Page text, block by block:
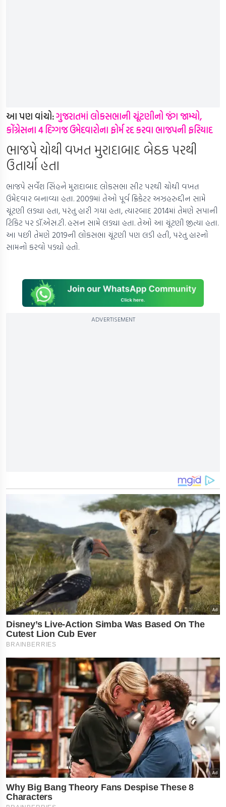
આ પણ વાંચો:ગુજરાતમાં લોકસભાની ચૂંટણીનો જંગ જામ્યો,
કોંગ્રેસના 4 દિગ્ગજ ઉમેદવારોના ફોર્મ રદ કરવા ભાજપની ફરિયાદ
ભાજપે ચોથી વખત મુરાદાબાદ બેઠક પરથી
ઉતાર્યા હતા
ભાજપે સર્વેશ સિંહને મુરાદાબાદ લોકસભા સીટ પરથી ચોથી વખત
ઉમેદવાર બનાવ્યા હતા. 2009માં તેઓ પૂર્વ ક્રિકેટર અઝહરુદ્દીન સામે
ચૂંટણી લડ્યા હતા, પરંતુ હારી ગયા હતા, ત્યારબાદ 2014માં તેમણે સપાની
ટિકિટ પર ડૉ.એસ.ટી. હસન સામે લડ્યા હતા. તેઓ આ ચૂંટણી જીત્યા હતા.
આ પછી તેમણે 2019ની લોકસભા ચૂંટણી પણ લડી હતી, પરંતુ હારનો
સામનો કરવો પડ્યો હતો.
ADVERTISEMENT